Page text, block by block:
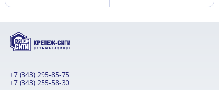
+7 (343) 295-85-75
+7 (343) 255-58-30